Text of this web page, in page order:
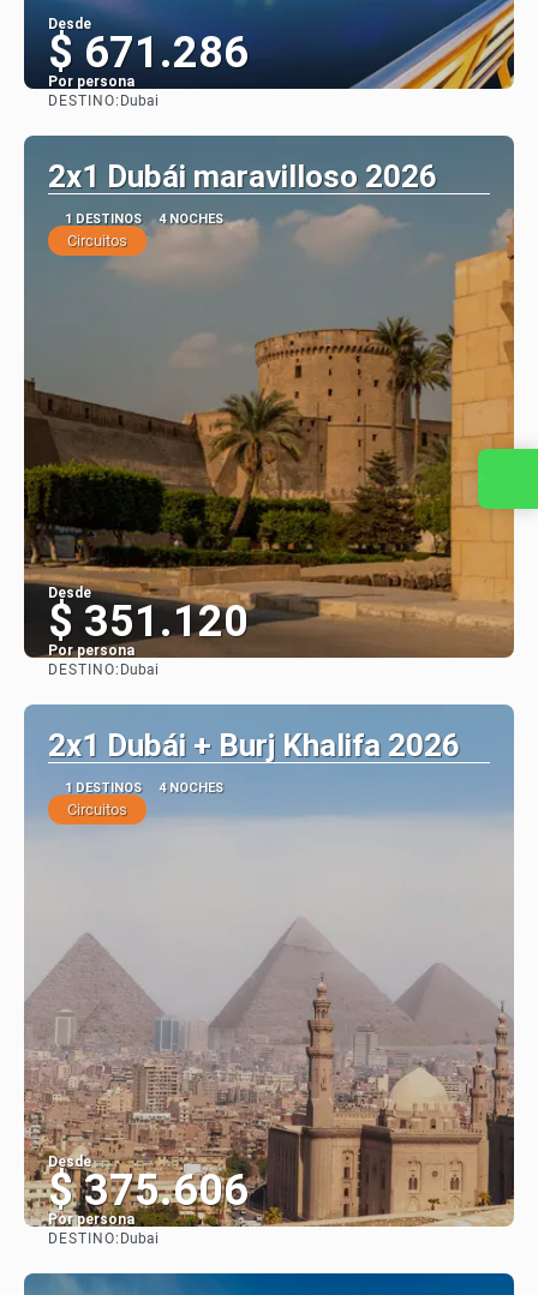
Desde
$ 671.286
Por persona
DESTINO: Dubai
2x1 Dubái maravilloso 2026
1 DESTINOS 4 NOCHES
Circuitos
Desde
$ 351.120
Por persona
DESTINO: Dubai
2x1 Dubái + Burj Khalifa 2026
1 DESTINOS 4 NOCHES
Circuitos
Desde
$ 375.606
Por persona
DESTINO: Dubai
Contacta con nosotros